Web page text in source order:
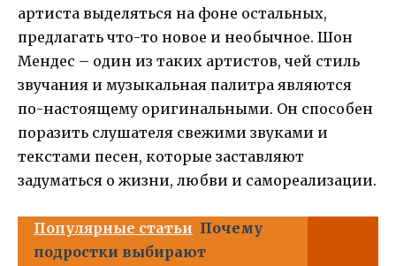
артиста выделяться на фоне остальных,
предлагать что-то новое и необычное. Шон
Мендес – один из таких артистов, чей стиль
звучания и музыкальная палитра являются
по-настоящему оригинальными. Он способен
поразить слушателя свежими звуками и
текстами песен, которые заставляют
задуматься о жизни, любви и самореализации.
Популярные статьи Почему
подростки выбирают